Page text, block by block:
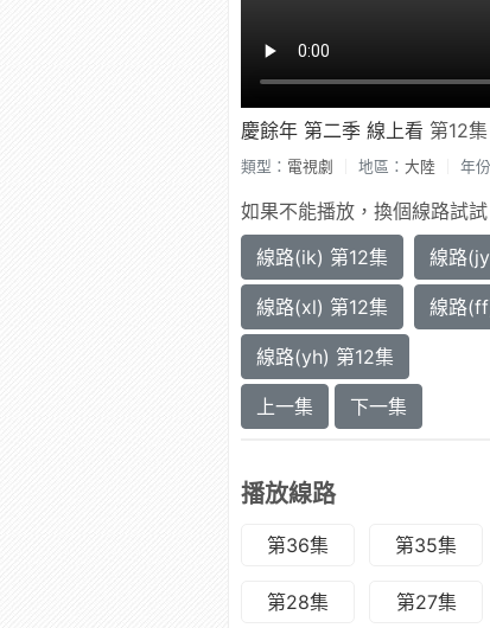
慶餘年 第二季 線上看 第12集
類型： 電視劇 地區： 大陸 年份
如果不能播放，換個線路試試
線路(ik) 第12集
線路
線路(xl) 第12集 線路
線路(yh) 第12集
上一集 下一集
播放線路
第36集 第35集
第28集 第27集